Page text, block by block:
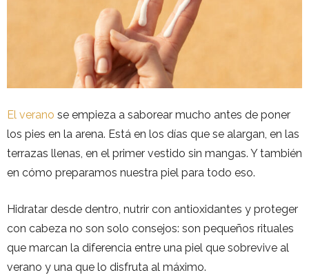
El verano se empieza a saborear mucho antes de poner
los pies en la arena. Está en los días que se alargan, en las
terrazas llenas, en el primer vestido sin mangas. Y también
en cómo preparamos nuestra piel para todo eso.
Hidratar desde dentro, nutrir con antioxidantes y proteger
con cabeza no son solo consejos: son pequeños rituales
que marcan la diferencia entre una piel que sobrevive al
verano y una que lo disfruta al máximo.